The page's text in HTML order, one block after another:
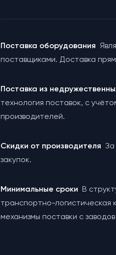
Поставка оборудования
поставщиками. Доставка
Поставка из
технология поставок, с
производителей.
Cкидки от производителя За
закупок.
Минимальные сроки В
транспортно-логистическая
механизмы поставки с